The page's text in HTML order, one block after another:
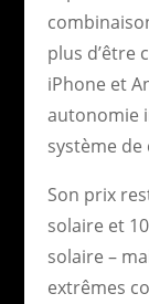
plus d’être
iPhone et
autonomie
système de
Son prix
solaire et
solaire –
extrêmes